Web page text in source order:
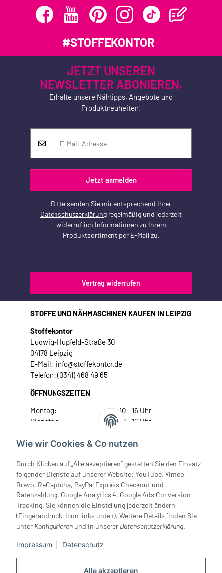
Alle akzeptieren
Wie wir Cookies & Co nutzen
Durch Klicken auf „Alle akzeptieren“ gestatten Sie den Einsatz
folgender Dienste auf unserer Website: YouTube, Vimeo,
Brevo, ReCaptcha, PayPal Express Checkout und
Ratenzahlung, Google Analytics 4, Google Ads Conversion
Tracking. Sie können die Einstellung jederzeit ändern
(Fingerabdruck-Icon links unten). Weitere Details finden Sie
unter Konfigurieren und in unserer Datenschutzerklärung.
Impressum Datenschutz
#STOFFEKONTOR
JETZT UNSEREN
NEWSLETTER ABONIEREN.
Erhalte unsere Nähtipps, Angebote und
Produktneuheiten!
Jetzt anmelden
Bitte senden Sie mir entsprechend Ihrer
Datenschutzerklärung regelmäßig und jederzeit
widerruflich Informationen zu Ihrem
Produktsortiment per E-Mail zu.
Vertrag widerrufen
STOFFE UND NÄHMASCHINEN KAUFEN IN LEIPZIG
Stoffekontor
Ludwig-Hupfeld-Straße 30
04178 Leipzig
E-Mail: info@stoffekontor.de
Telefon: (0341) 468 49 65
ÖFFNUNGSZEITEN
Montag:
10 - 16 Uhr
Dienstag:
10 - 16 Uhr
Donnerstag:
10 - 18 Uhr
Samstag:
10 - 14 Uhr
Unser Service
Rechtliches